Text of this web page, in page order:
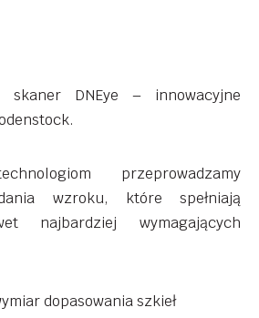
DNEye – innowacyjne
przeprowadzamy
wzroku, które spełniają
najbardziej wymagających
dopasowania szkieł